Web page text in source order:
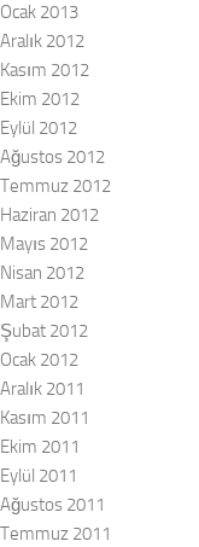
Ocak 2013
Aralık 2012
Kasım 2012
Ekim 2012
Eylül 2012
Ağustos 2012
Temmuz 2012
Haziran 2012
Mayıs 2012
Nisan 2012
Mart 2012
Şubat 2012
Ocak 2012
Aralık 2011
Kasım 2011
Ekim 2011
Eylül 2011
Ağustos 2011
Temmuz 2011